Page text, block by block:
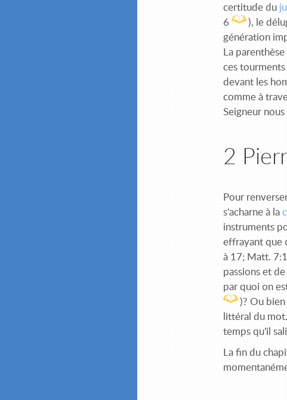
certitude du
6
), le
génération
La
ces
devant les
comme à
Seigneur
2
Pour
s'acharne à la
instruments
effrayant que
à 17; Matt.
passions et
par quoi on
)? Ou
littéral du
temps qu'il
La fin du